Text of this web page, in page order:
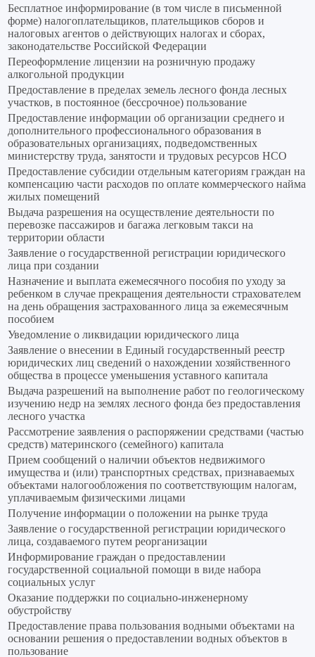
Бесплатное информирование (в том числе в письменной
форме) налогоплательщиков, плательщиков сборов и
налоговых агентов о действующих налогах и сборах,
законодательстве Российской Федерации
Переоформление лицензии на розничную продажу
алкогольной продукции
Предоставление в пределах земель лесного фонда лесных
участков, в постоянное (бессрочное) пользование
Предоставление информации об организации среднего и
дополнительного профессионального образования в
образовательных организациях, подведомственных
министерству труда, занятости и трудовых ресурсов НСО
Предоставление субсидии отдельным категориям граждан на
компенсацию части расходов по оплате коммерческого найма
жилых помещений
Выдача разрешения на осуществление деятельности по
перевозке пассажиров и багажа легковым такси на
территории области
Заявление о государственной регистрации юридического
лица при создании
Назначение и выплата ежемесячного пособия по уходу за
ребенком в случае прекращения деятельности страхователем
на день обращения застрахованного лица за ежемесячным
пособием
Уведомление о ликвидации юридического лица
Заявление о внесении в Единый государственный реестр
юридических лиц сведений о нахождении хозяйственного
общества в процессе уменьшения уставного капитала
Выдача разрешений на выполнение работ по геологическому
изучению недр на землях лесного фонда без предоставления
лесного участка
Рассмотрение заявления о распоряжении средствами (частью
средств) материнского (семейного) капитала
Прием сообщений о наличии объектов недвижимого
имущества и (или) транспортных средствах, признаваемых
объектами налогообложения по соответствующим налогам,
уплачиваемым физическими лицами
Получение информации о положении на рынке труда
Заявление о государственной регистрации юридического
лица, создаваемого путем реорганизации
Информирование граждан о предоставлении
государственной социальной помощи в виде набора
социальных услуг
Оказание поддержки по социально-инженерному
обустройству
Предоставление права пользования водными объектами на
основании решения о предоставлении водных объектов в
пользование